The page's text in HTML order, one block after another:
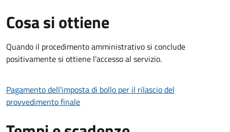
Cosa si ottiene
Quando il procedimento amministrativo si conclude
positivamente si ottiene l'accesso al servizio.
Pagamento dell'imposta di bollo per il rilascio del
provvedimento finale